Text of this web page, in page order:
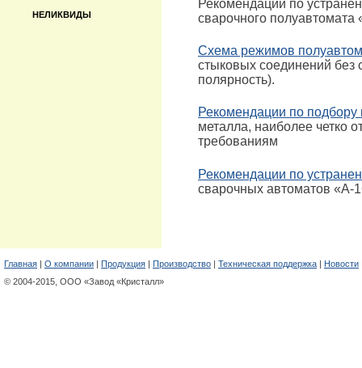
НЕЛИКВИДЫ
Рекомендации по
сварочного полуавтомата
Схема режимов
стыковых соединений без
полярность).
Рекомендации по
металла, наиболее четко
требованиям
Рекомендации по
сварочных автоматов «А-
Главная | О компании | Продукция | Производство | Техническая поддержка | Новости
© 2004-2015, ООО «Завод «Кристалл»